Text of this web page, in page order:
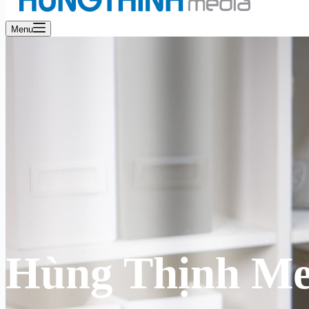
Menu
Hùng Thịnh